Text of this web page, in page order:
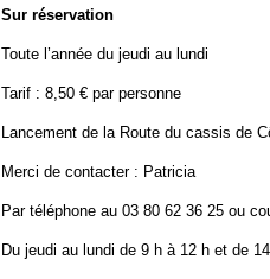
Sur réservation
Toute l’année du jeudi au lundi
Tarif : 8,50 € par personne
Lancement de la Route du cassis de
Merci de contacter : Patricia
Par téléphone au 03 80 62 36 25 ou
Du jeudi au lundi de 9 h à 12 h et de